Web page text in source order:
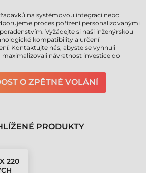
na systémovou integraci nebo
proces pořízení personalizovanými
Vyžádejte si naši inženýrskou
kompatibility a určení
Kontaktujte nás, abyste se vyhnuli
návratnost investice do
O ZPĚTNÉ VOLÁNÍ
PRODUKTY
220